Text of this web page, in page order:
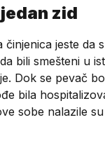
zid
jeste da
bili smešteni u
Dok se pevač
bila
sobe nalazile